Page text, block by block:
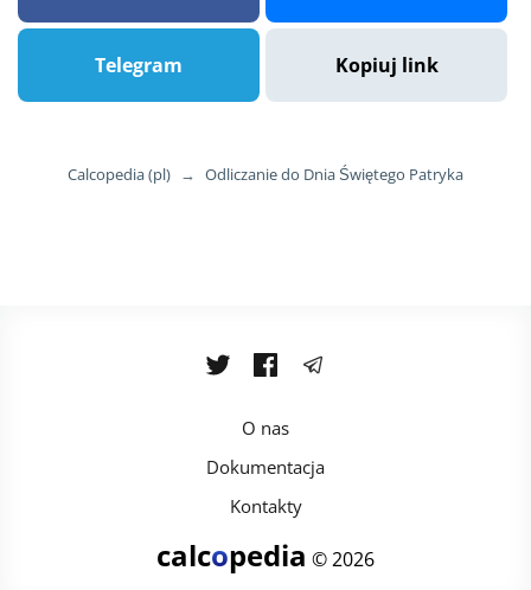
Telegram Kopiuj link
Calcopedia (pl) → Odliczanie do Dnia Świętego Patryka
O nas
Dokumentacja
Kontakty
calcopedia © 2026